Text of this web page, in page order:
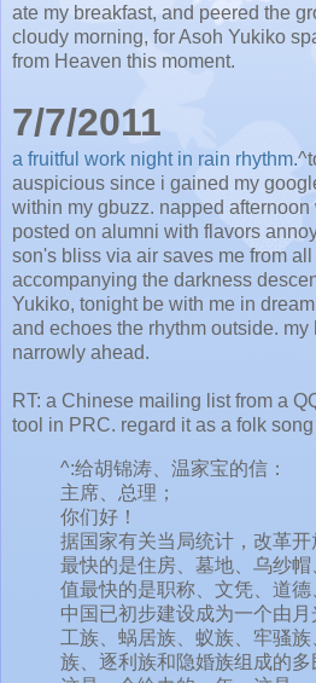
ate my breakfast, and peered the
cloudy morning, for Asoh Yukiko
from Heaven this moment.
7/7/2011
a fruitful work night in rain rhythm.
auspicious since i gained my
within my gbuzz. napped
posted on alumni with flavors
son's bliss via air saves me from
accompanying the darkness
Yukiko, tonight be with me in
and echoes the rhythm outside. my
narrowly ahead.
RT: a Chinese mailing list from a
tool in PRC. regard it as a folk
^:给胡锦涛、温家宝的信：
主席、总理；
你们好！
据国家有关当局统计，改革
最快的是住房、墓地、乌纱
值最快的是职称、文凭、道德
中国已初步建设成为一个由
工族、蜗居族、蚁族、牢骚
族、逐利族和隐婚族组成的多